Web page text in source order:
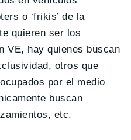
o ‘frikis’ de la
quieren ser los
VE, hay quienes buscan
otros que
por el medio
buscan
etc.